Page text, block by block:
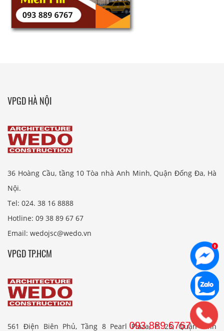
VPGD HÀ NỘI
36 Hoàng Cầu, tầng 10 Tòa nhà Anh Minh, Quận Đống Đa, Hà
Nội.
Tel: 024. 38 16 8888
Hotline: 09 38 89 67 67
Email: wedojsc@wedo.vn
VPGD TP.HCM
561 Điện Biên Phủ, Tầng 8 Pearl Plaza, P. 25, Quận Bình